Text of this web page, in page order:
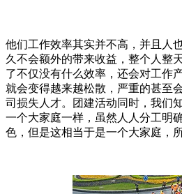
他们工作效率其实并不高，并且人
久不会额外的带来收益，整个人整
了不仅没有什么效率，还会对工作
就会变得越来越松散，严重的甚至
司损失人才。团建活动同时，我们
一个大家庭一样，虽然人人分工明
色，但是这相当于是一个大家庭，